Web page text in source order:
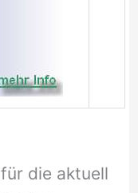
die aktuell